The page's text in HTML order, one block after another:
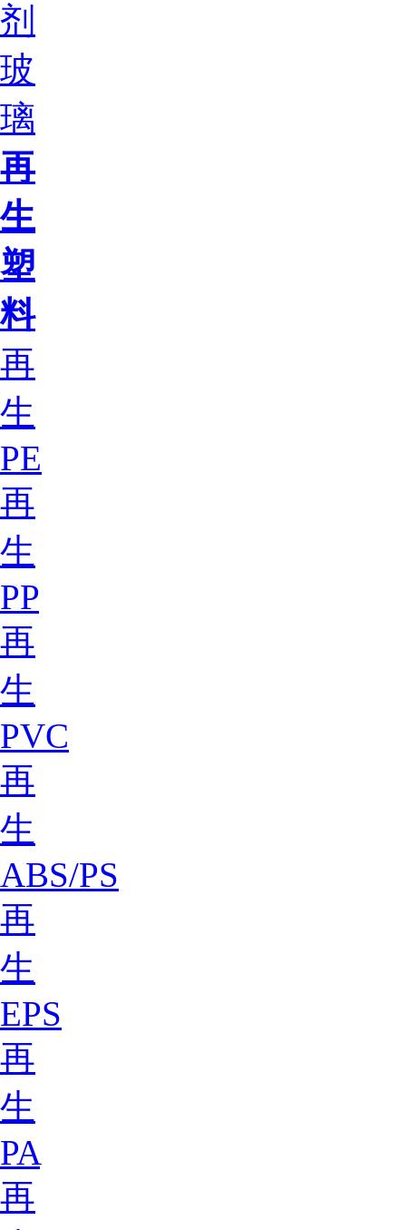
剂
玻
璃
再
生
塑
料
再
生
PE
再
生
PP
再
生
PVC
再
生
ABS/PS
再
生
EPS
再
生
PA
再